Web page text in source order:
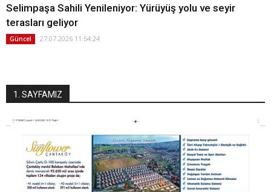
Selimpaşa Sahili Yenileniyor: Yürüyüş yolu ve seyir
terasları geliyor
Güncel 27.07.2026 11:54:24
1. SAYFAMIZ